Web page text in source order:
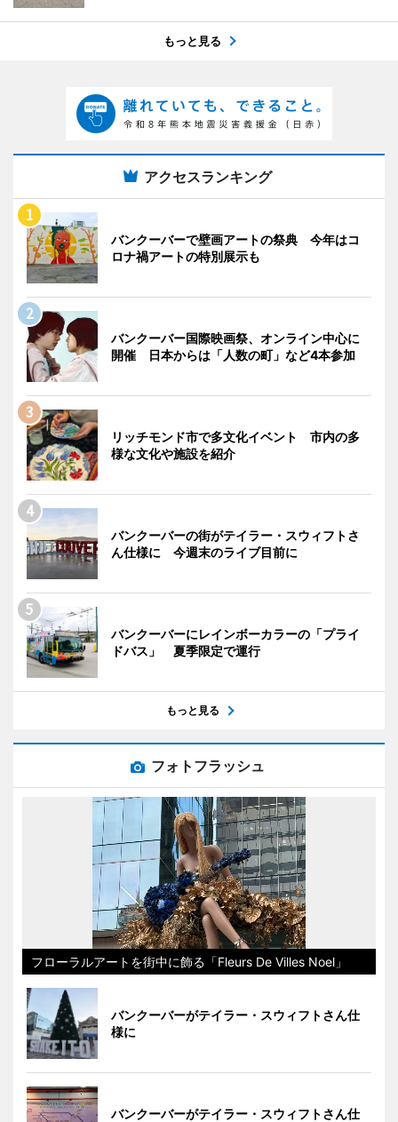
もっと見る
アクセスランキング
バンクーバーで壁画アートの祭典 今年はコ
ロナ禍アートの特別展示も
バンクーバー国際映画祭、オンライン中心に
開催 日本からは「人数の町」など4本参加
リッチモンド市で多文化イベント 市内の多
様な文化や施設を紹介
バンクーバーの街がテイラー・スウィフトさ
ん仕様に 今週末のライブ目前に
バンクーバーにレインボーカラーの「プライ
ドバス」 夏季限定で運行
もっと見る
フォトフラッシュ
フローラルアートを街中に飾る「Fleurs De Villes Noel」
バンクーバーがテイラー・スウィフトさん仕
様に
バンクーバーがテイラー・スウィフトさん仕